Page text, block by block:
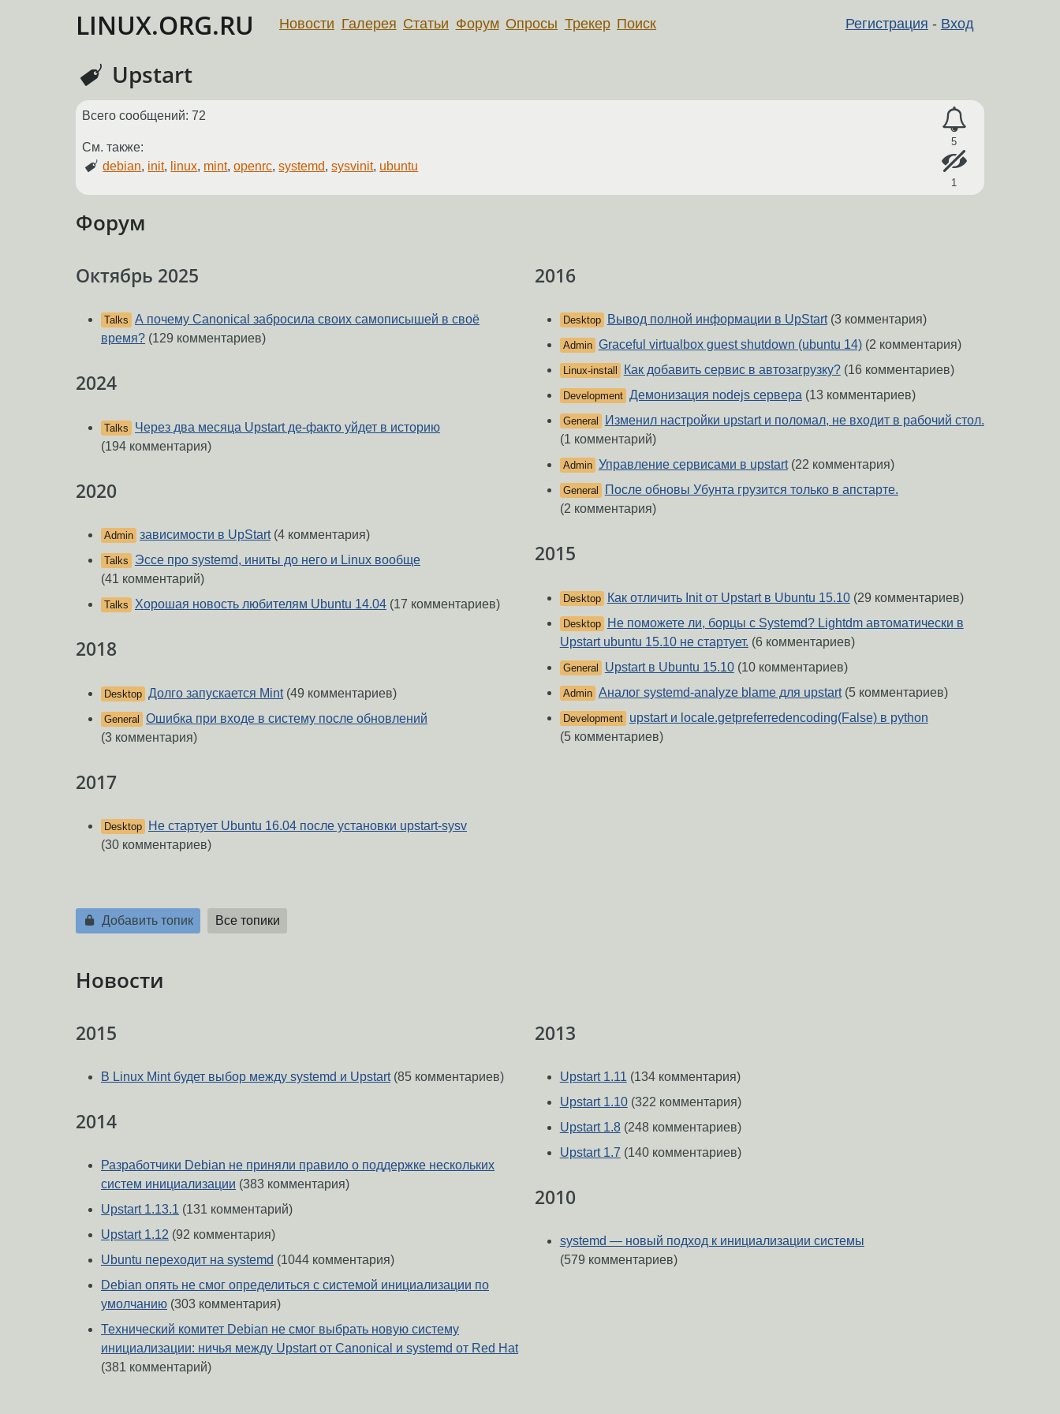
LINUX.ORG.RU Регистрация - Вход
Новости Галерея Статьи Форум Опросы Трекер Поиск
Upstart
5
1
Всего сообщений: 72
См. также:
debian, init, linux, mint,openrc,systemd,sysvinit, ubuntu
Форум
Октябрь 2025
Talks А почему Canonical забросила своих самописышей в своё
время? (129 комментариев)
2024
Talks
Через два месяца Upstart де-факто уйдет в историю
(194 комментария)
2020
Admin зависимости в UpStart(4 комментария)
Talks
Эссе про systemd, иниты до него и Linux вообще
(41 комментарий)
Talks Хорошая новость любителям Ubuntu 14.04 (17 комментариев)
2018
Desktop Долго запускается Mint(49 комментариев)
General Ошибка при входе в систему после обновлений
(3 комментария)
2017
Desktop
Не стартует Ubuntu 16.04 после установки upstart-sysv
(30 комментариев)
2016
Desktop Вывод полной информации в UpStart(3 комментария)
Admin Graceful virtualbox guest shutdown (ubuntu 14)(2 комментария)
Linux-install Как добавить сервис в автозагрузку?(16 комментариев)
Development Демонизация nodejs сервера (13 комментариев)
General
Изменил настройки upstart и поломал, не входит в рабочий стол.
(1 комментарий)
Admin Управление сервисами в upstart(22 комментария)
General
После обновы Убунта грузится только в апстарте.
(2 комментария)
2015
Desktop Как отличить Init от Upstart в Ubuntu 15.10(29 комментариев)
Desktop
Не поможете ли, борцы с Systemd? Lightdm автоматически в
Upstart ubuntu 15.10 не стартует. (6 комментариев)
General Upstart в Ubuntu 15.10(10 комментариев)
Admin Аналог systemd-analyze blame для upstart(5 комментариев)
Development
upstart и locale.getpreferredencoding(False) в python
(5 комментариев)
Добавить топик Все топики
Новости
2015
В Linux Mint будет выбор между systemd и Upstart(85 комментариев)
2014
Разработчики Debian не приняли правило о поддержке нескольких
систем инициализации (383 комментария)
Upstart 1.13.1 (131 комментарий)
Upstart 1.12 (92 комментария)
Ubuntu переходит на systemd (1044 комментария)
Debian опять не смог определиться с системой инициализации по
умолчанию (303 комментария)
Технический комитет Debian не смог выбрать новую систему
инициализации: ничья между Upstart от Canonical и systemd от Red Hat
(381 комментарий)
2013
Upstart 1.11 (134 комментария)
Upstart 1.10(322 комментария)
Upstart 1.8(248 комментариев)
Upstart 1.7 (140 комментариев)
2010
systemd — новый подход к инициализации системы
(579 комментариев)